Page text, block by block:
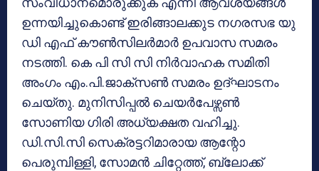
ഉന്നയിച്ചുകൊണ്ട് ഇരിങ്ങാലക്കുട നഗരസഭ യു
ഡി എഫ് കൗൺസിലർമാർ ഉപവാസ സമരം
നടത്തി. കെ പി സി സി നിർവാഹക സമിതി
അംഗം എം.പി.ജാക്‌സൺ സമരം ഉദ്ഘാടനം
ചെയ്തു. മുനിസിപ്പൽ ചെയർപേഴ്സൺ
സോണിയ ഗിരി അധ്യക്ഷത വഹിച്ചു.
ഡി.സി.സി സെക്രട്ടറിമാരായ ആന്റോ
പെരുമ്പിള്ളി, സോമൻ ചിറ്റേത്ത്, ബ്ലോക്ക്